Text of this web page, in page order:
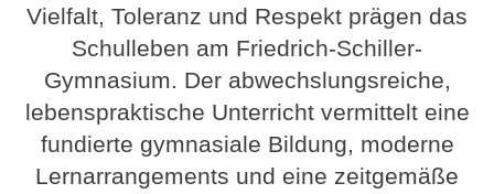
Vielfalt, Toleranz und Respekt prägen das
Schulleben am Friedrich-Schiller-
Gymnasium. Der abwechslungsreiche,
lebenspraktische Unterricht vermittelt eine
fundierte gymnasiale Bildung, moderne
Lernarrangements und eine zeitgemäße